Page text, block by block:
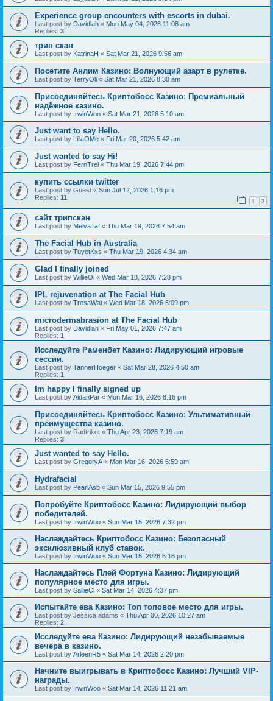
Experience group encounters with escorts in dubai.
Last post by Davidlah « Mon May 04, 2026 11:08 am
Replies: 3
трип скан
Last post by KatrinaH « Sat Mar 21, 2026 9:56 am
Посетите Анлим Казино: Волнующий азарт в рулетке.
Last post by TerryOli « Sat Mar 21, 2026 8:30 am
Присоединяйтесь Криптобосс Казино: Премиальный
надёжное казино.
Last post by IrwinWoo « Sat Mar 21, 2026 5:10 am
Just want to say Hello.
Last post by LillaOMe « Fri Mar 20, 2026 5:42 am
Just wanted to say Hi!
Last post by FernTrel « Thu Mar 19, 2026 7:44 pm
купить ссылки twitter
Last post by Guest « Sun Jul 12, 2026 1:16 pm
Replies: 11 1 2
сайт трипскан
Last post by MelvaTaf « Thu Mar 19, 2026 7:54 am
The Facial Hub in Australia
Last post by TuyetKxs « Thu Mar 19, 2026 4:34 am
Glad I finally joined
Last post by WillieOi « Wed Mar 18, 2026 7:28 pm
IPL rejuvenation at The Facial Hub
Last post by TresaWai « Wed Mar 18, 2026 5:09 pm
microdermabrasion at The Facial Hub
Last post by Davidlah « Fri May 01, 2026 7:47 am
Replies: 1
Исследуйте Раменбет Казино: Лидирующий игровые
сессии.
Last post by TannerHoeger « Sat Mar 28, 2026 4:50 am
Replies: 1
Im happy I finally signed up
Last post by AidanPar « Mon Mar 16, 2026 8:16 pm
Присоединяйтесь Криптобосс Казино: Ультимативный
преимущества казино.
Last post by Radtrikot « Thu Apr 23, 2026 7:19 am
Replies: 3
Just wanted to say Hello.
Last post by GregoryA « Mon Mar 16, 2026 5:59 am
Hydrafacial
Last post by PearlAsb « Sun Mar 15, 2026 9:55 pm
Попробуйте Криптобосс Казино: Лидирующий выбор
победителей.
Last post by IrwinWoo « Sun Mar 15, 2026 7:32 pm
Наслаждайтесь Криптобосс Казино: Безопасный
эксклюзивный клуб ставок.
Last post by IrwinWoo « Sun Mar 15, 2026 6:16 pm
Наслаждайтесь Плей Фортуна Казино: Лидирующий
популярное место для игры.
Last post by SallieCl « Sat Mar 14, 2026 4:37 pm
Испытайте ева Казино: Топ топовое место для игры.
Last post by Jessica adams « Thu Apr 30, 2026 10:27 am
Replies: 2
Исследуйте ева Казино: Лидирующий незабываемые
вечера в казино.
Last post by ArleenR5 « Sat Mar 14, 2026 2:20 pm
Начните выигрывать в Криптобосс Казино: Лучший VIP-
награды.
Last post by IrwinWoo « Sat Mar 14, 2026 11:21 am